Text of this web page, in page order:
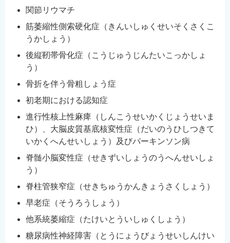
関節リウマチ
筋萎縮性側索硬化症（きんいしゅくせいそくさくこ
うかしょう）
後縦靭帯骨化症（こうじゅうじんたいこっかしょ
う）
骨折を伴う骨粗しょう症
初老期における認知症
進行性核上性麻痺（しんこうせいかくじょうせいま
ひ）、大脳皮質基底核変性症（だいのうひしつきて
いかくへんせいしょう）及びパーキンソン病
脊髄小脳変性症（せきずいしょうのうへんせいしょ
う）
脊柱管狭窄症（せきちゅうかんきょうさくしょう）
早老症（そうろうしょう）
他系統萎縮症（たけいとういしゅくしょう）
糖尿病性神経障害（とうにょうびょうせいしんけい
Filipino